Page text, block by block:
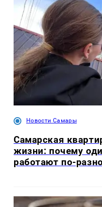
Новости Самары
Самарская
жизни: почему
работают по-